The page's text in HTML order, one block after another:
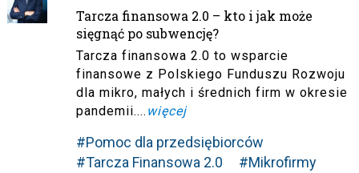
Tarcza finansowa 2.0 – kto i jak może
sięgnąć po subwencję?
Tarcza finansowa 2.0 to wsparcie
finansowe z Polskiego Funduszu Rozwoju
dla mikro, małych i średnich firm w okresie
pandemii.... więcej
#Pomoc dla przedsiębiorców
#Tarcza Finansowa 2.0
#Mikrofirmy